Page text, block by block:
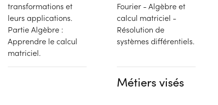
transformations et
leurs applications.
Partie Algèbre :
Apprendre le calcul
matriciel.
Fourier - Algèbre et
calcul matriciel -
Résolution de
systèmes différentiels.
Métiers visés